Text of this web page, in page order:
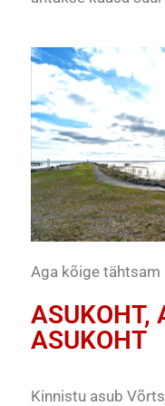
Aga kõige
ASUKOHT,
ASUKOHT
Kinnistu asub